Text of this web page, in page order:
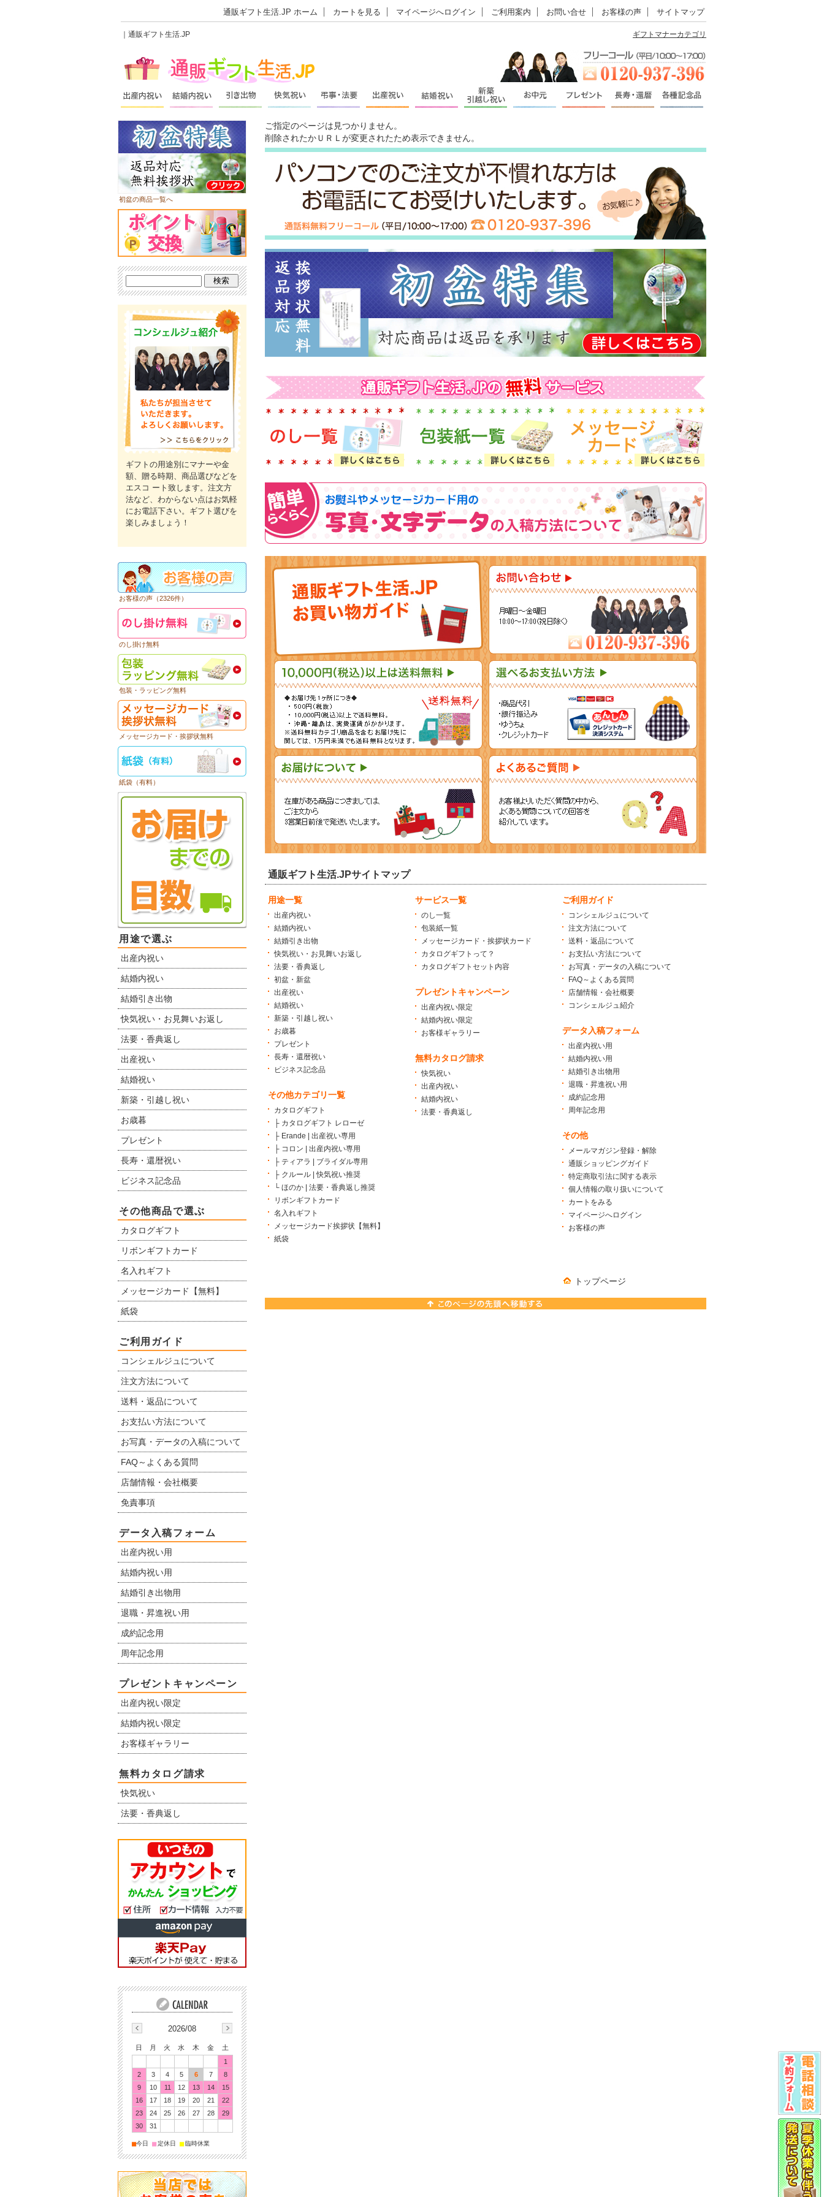
通販ギフト生活.JP ホーム カートを見る マイページへログイン ご利用案内 お問い合せ お客様の声 サイトマップ
｜通販ギフト生活.JP ギフトマナーカテゴリ
ご指定のページは見つかりません。
削除されたかＵＲＬが変更されたため表示できません。
通販ギフト生活.JPサイトマップ
用途一覧
出産内祝い
結婚内祝い
結婚引き出物
快気祝い・お見舞いお返し
法要・香典返し
初盆・新盆
出産祝い
結婚祝い
新築・引越し祝い
お歳暮
プレゼント
長寿・還暦祝い
ビジネス記念品
その他カテゴリ一覧
カタログギフト
├ カタログギフト レローゼ
├ Erande | 出産祝い専用
├ コロン | 出産内祝い専用
├ ティアラ | ブライダル専用
├ クルール | 快気祝い推奨
└ ほのか | 法要・香典返し推奨
リボンギフトカード
名入れギフト
メッセージカード挨拶状【無料】
紙袋
サービス一覧
のし一覧
包装紙一覧
メッセージカード・挨拶状カード
カタログギフトって？
カタログギフトセット内容
プレゼントキャンペーン
出産内祝い限定
結婚内祝い限定
お客様ギャラリー
無料カタログ請求
快気祝い
出産内祝い
結婚内祝い
法要・香典返し
ご利用ガイド
コンシェルジュについて
注文方法について
送料・返品について
お支払い方法について
お写真・データの入稿について
FAQ～よくある質問
店舗情報・会社概要
コンシェルジュ紹介
データ入稿フォーム
出産内祝い用
結婚内祝い用
結婚引き出物用
退職・昇進祝い用
成約記念用
周年記念用
その他
メールマガジン登録・解除
通販ショッピングガイド
特定商取引法に関する表示
個人情報の取り扱いについて
カートをみる
マイページへログイン
お客様の声
トップページ
初盆の商品一覧へ
ギフトの用途別にマナーや金
額、贈る時期、商品選びなどを
エスコ ート致します。注文方
法など、わからない点はお気軽
にお電話下さい。ギフト選びを
楽しみましょう！
お客様の声（2326件）
のし掛け無料
包装・ラッピング無料
メッセージカード・挨拶状無料
紙袋（有料）
用途で選ぶ
出産内祝い
結婚内祝い
結婚引き出物
快気祝い・お見舞いお返し
法要・香典返し
出産祝い
結婚祝い
新築・引越し祝い
お歳暮
プレゼント
長寿・還暦祝い
ビジネス記念品
その他商品で選ぶ
カタログギフト
リボンギフトカード
名入れギフト
メッセージカード【無料】
紙袋
ご利用ガイド
コンシェルジュについて
注文方法について
送料・返品について
お支払い方法について
お写真・データの入稿について
FAQ～よくある質問
店舗情報・会社概要
免責事項
データ入稿フォーム
出産内祝い用
結婚内祝い用
結婚引き出物用
退職・昇進祝い用
成約記念用
周年記念用
プレゼントキャンペーン
出産内祝い限定
結婚内祝い限定
お客様ギャラリー
無料カタログ請求
快気祝い
法要・香典返し
2026/08
日 月 火 水 木 金
土
1
2
3 4 5 6 7
8
9
10 11 12 13 14
15
16
17 18 19 20 21
22
23
24 25 26 27 28
29
30
31
■今日 ■定休日 ■臨時休業